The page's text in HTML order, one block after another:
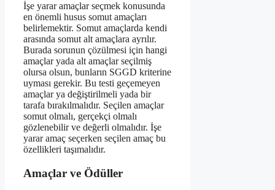
İşe yarar amaçlar seçmek konusunda
en önemli husus somut amaçları
belirlemektir. Somut amaçlarda kendi
arasında somut alt amaçlara ayrılır.
Burada sorunun çözülmesi için hangi
amaçlar yada alt amaçlar seçilmiş
olursa olsun, bunların SGGD kriterine
uyması gerekir. Bu testi geçemeyen
amaçlar ya değiştirilmeli yada bir
tarafa bırakılmalıdır. Seçilen amaçlar
somut olmalı, gerçekçi olmalı
gözlenebilir ve değerli olmalıdır. İşe
yarar amaç seçerken seçilen amaç bu
özellikleri taşımalıdır.
Amaçlar ve Ödüller